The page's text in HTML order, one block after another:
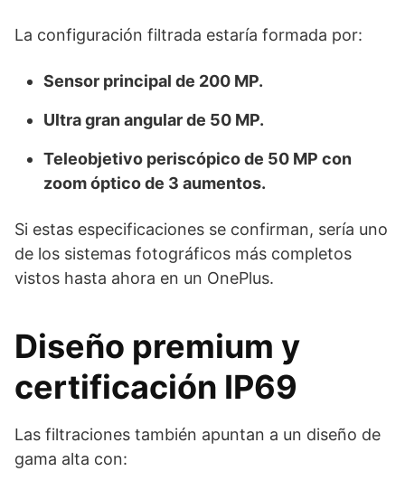
La configuración filtrada estaría formada por:
Sensor principal de 200 MP.
Ultra gran angular de 50 MP.
Teleobjetivo periscópico de 50 MP con
zoom óptico de 3 aumentos.
Si estas especificaciones se confirman, sería uno
de los sistemas fotográficos más completos
vistos hasta ahora en un OnePlus.
Diseño premium y
certificación IP69
Las filtraciones también apuntan a un diseño de
gama alta con: